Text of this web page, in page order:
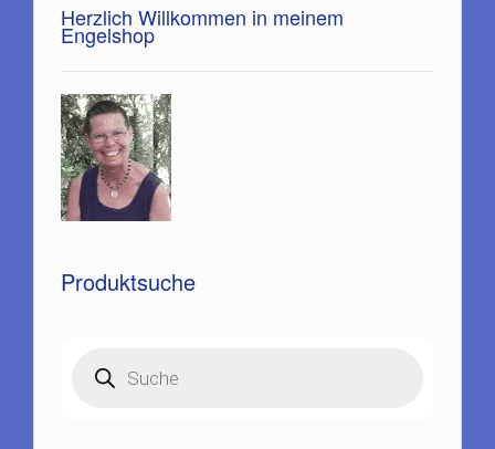
Herzlich Willkommen in meinem
Engelshop
Produktsuche
search